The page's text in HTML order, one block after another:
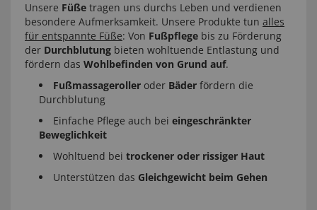
Unsere Füße tragen uns durchs Leben und verdienen
besondere Aufmerksamkeit. Unsere Produkte tun alles
für entspannte Füße: Von Fußpflege bis zu Förderung
der Durchblutung bieten wohltuende Entlastung und
fördern das Wohlbefinden von Grund auf.
Fußmassageroller oder Bäder fördern die
Durchblutung
Einfache Pflege auch bei eingeschränkter
Beweglichkeit
Wohltuend bei trockener oder rissiger Haut
Unterstützen das Gleichgewicht beim Gehen